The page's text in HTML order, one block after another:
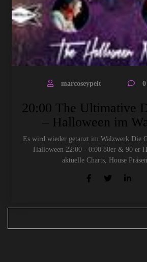
marcoseypelt
20:00 The Ultimative
– Halloween im
Es wird wieder getanzt im Walzwerk Die
Halloween 22:00 - 0:00 80er & 90 er
aktuelle Charts, House